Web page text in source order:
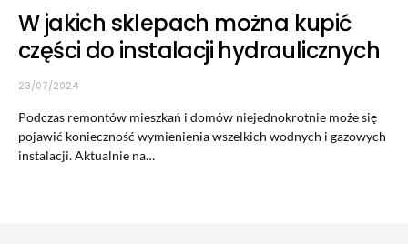
W jakich sklepach można kupić
części do instalacji hydraulicznych
23/07/2024
Podczas remontów mieszkań i domów niejednokrotnie może się
pojawić konieczność wymienienia wszelkich wodnych i gazowych
instalacji. Aktualnie na…